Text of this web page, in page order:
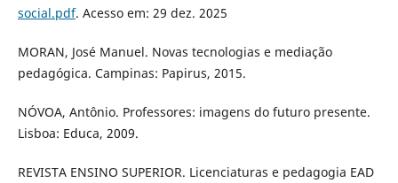
social.pdf. Acesso em: 29 dez. 2025
MORAN, José Manuel. Novas tecnologias e mediação
pedagógica. Campinas: Papirus, 2015.
NÓVOA, Antônio. Professores: imagens do futuro presente.
Lisboa: Educa, 2009.
REVISTA ENSINO SUPERIOR. Licenciaturas e pedagogia EAD